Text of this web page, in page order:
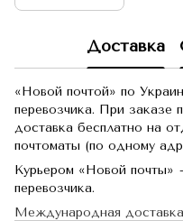
Доставка
«Новой почтой» по
перевозчика. При заказе
доставка бесплатно на
почтоматы (по одному
Курьером «Новой почты»
перевозчика.
Международная доставка